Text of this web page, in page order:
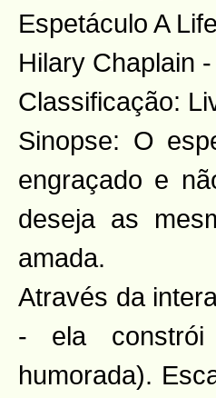
Espetáculo A
Hilary Chaplain
Classificação:
Sinopse: O
engraçado e
deseja as
amada.
Através da
- ela constrói
humorada).